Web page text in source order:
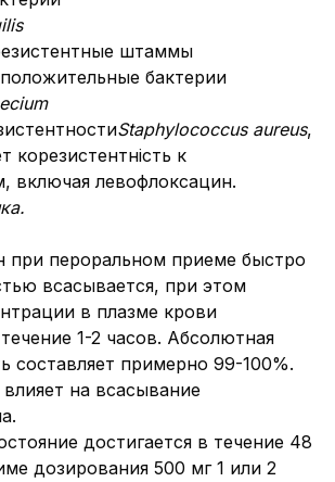
штаммы
бактерии
Staphylococcus aureus,
корезистентність к
включая левофлоксацин.
при пероральном приеме быстро
всасывается, при этом
в плазме крови
1-2 часов. Абсолютная
составляет примерно 99-100%.
на всасывание
достигается в течение 48
дозирования 500 мг 1 или 2